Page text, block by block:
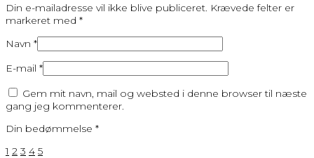
Din e-mailadresse vil ikke blive publiceret. Krævede felter er
markeret med *
Navn *
E-mail *
Gem mit navn, mail og websted i denne browser til næste
gang jeg kommenterer.
Din bedømmelse *
1 2 3 4 5